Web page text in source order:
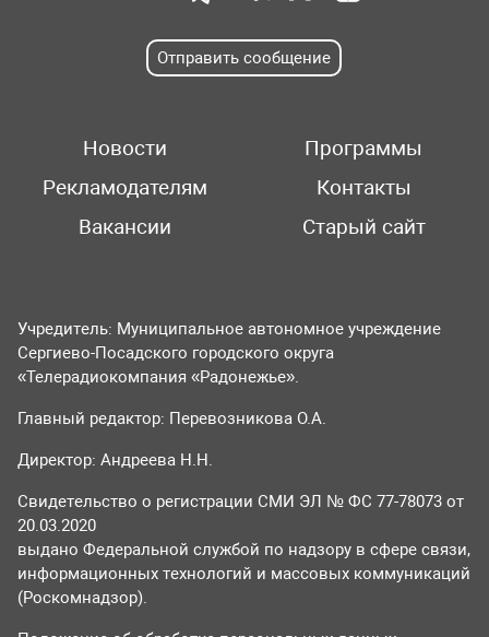
Отправить сообщение
Новости
Программы
Рекламодателям
Контакты
Вакансии
Старый сайт
Учредитель: Муниципальное автономное учреждение
Сергиево-Посадского городского округа
«Телерадиокомпания «Радонежье».
Главный редактор: Перевозникова О.А.
Директор: Андреева Н.Н.
Свидетельство о регистрации СМИ ЭЛ № ФС 77-78073 от
20.03.2020
выдано Федеральной службой по надзору в сфере связи,
информационных технологий и массовых коммуникаций
(Роскомнадзор).